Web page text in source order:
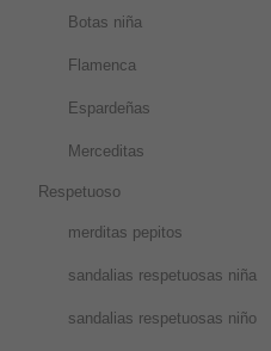
Botas niña
Flamenca
Espardeñas
Merceditas
Respetuoso
merditas pepitos
sandalias respetuosas niña
sandalias respetuosas niño